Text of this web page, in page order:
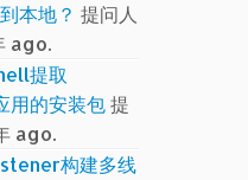
本地？ 提问人
ago.
提取
用的安装包提
ago.
构建多线